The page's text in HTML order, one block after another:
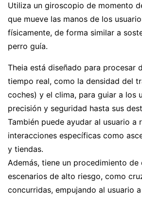
Utiliza un giroscopio de momento
que mueve las manos de los
físicamente, de forma similar a
perro guía.
Theia está diseñado para procesar
tiempo real, como la densidad del
coches) y el clima, para guiar a los
precisión y seguridad hasta sus
También puede ayudar al usuario a
interacciones específicas como
y tiendas.
Además, tiene un procedimiento de
escenarios de alto riesgo, como
concurridas, empujando al usuario